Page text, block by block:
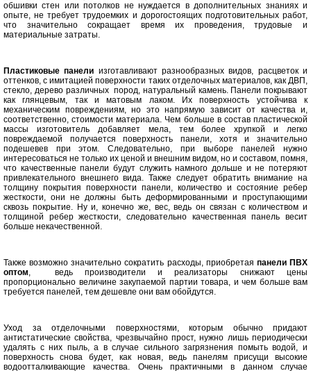
обшивки стен или потолков не нуждается в дополнительных знаниях и
опыте, не требует трудоемких и дорогостоящих подготовительных работ,
что значительно сокращает время их проведения, трудовые и
материальные затраты.
Пластиковые панели изготавливают разнообразных видов, расцветок и
оттенков, с имитацией поверхности таких отделочных материалов, как ДВП,
стекло, дерево различных пород, натуральный камень. Панели покрывают
как глянцевым, так и матовым лаком. Их поверхность устойчива к
механическим повреждениям, но это напрямую зависит от качества и,
соответственно, стоимости материала. Чем больше в состав пластической
массы изготовитель добавляет мела, тем более хрупкой и легко
повреждаемой получается поверхность панели, хотя и значительно
подешевев при этом. Следовательно, при выборе панелей нужно
интересоваться не только их ценой и внешним видом, но и составом, помня,
что качественные панели будут служить намного дольше и не потеряют
привлекательного внешнего вида. Также следует обратить внимание на
толщину покрытия поверхности панели, количество и состояние ребер
жесткости, они не должны быть деформированными и проступающими
сквозь покрытие. Ну и, конечно же, вес, ведь он связан с количеством и
толщиной ребер жесткости, следовательно качественная панель весит
больше некачественной.
Также возможно значительно сократить расходы, приобретая панели ПВХ
оптом, ведь производители и реализаторы снижают цены
пропорционально величине закупаемой партии товара, и чем больше вам
требуется панелей, тем дешевле они вам обойдутся.
Уход за отделочными поверхностями, которым обычно придают
антистатические свойства, чрезвычайно прост, нужно лишь периодически
удалять с них пыль, а в случае сильного загрязнения помыть водой, и
поверхность снова будет, как новая, ведь панелям присущи высокие
водоотталкивающие качества. Очень практичными в данном случае